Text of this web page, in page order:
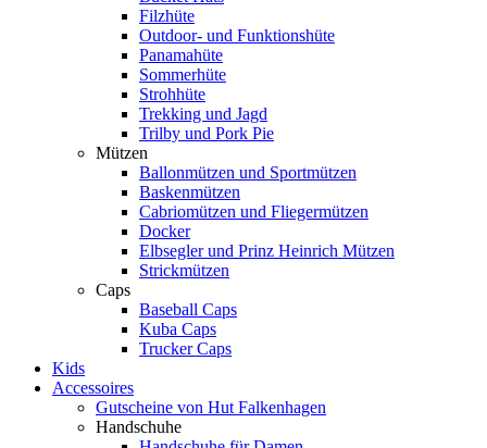
Filzhüte
Outdoor- und Funktionshüte
Panamahüte
Sommerhüte
Strohhüte
Trekking und Jagd
Trilby und Pork Pie
Mützen
Ballonmützen und Sportmützen
Baskenmützen
Cabriomützen und Fliegermützen
Docker
Elbsegler und Prinz Heinrich Mützen
Strickmützen
Caps
Baseball Caps
Kuba Caps
Trucker Caps
Kids
Accessoires
Gutscheine von Hut Falkenhagen
Handschuhe